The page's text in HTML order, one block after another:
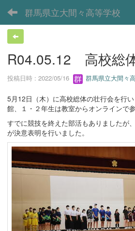
群馬県立大間々高等学校
R04.05.12 高校総
投稿日時 : 2022/05/16 群馬県立大間々
5月12日（木）に高校総体の壮行会を行
館、１・２年生は教室からオンラインで参
すでに競技を終えた部活もありましたが
が決意表明を行いました。